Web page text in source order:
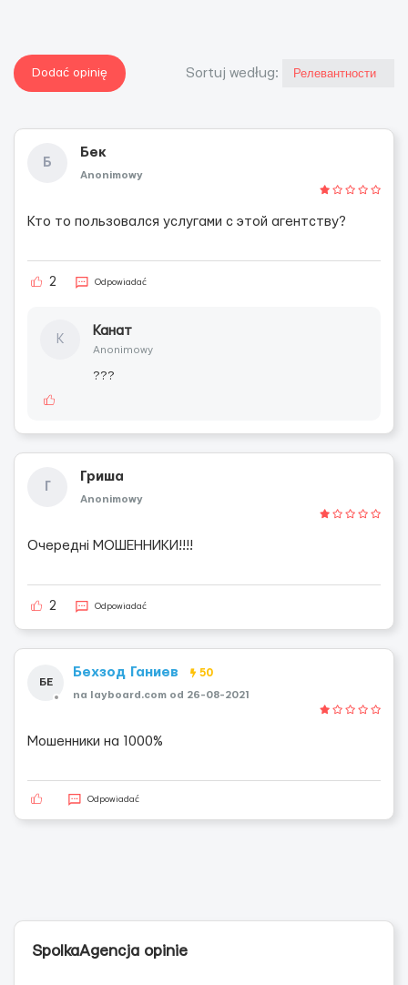
Dodać opinię Sortuj według:
Б
Бек
Anonimowy
Кто то пользовался услугами с этой агентству?
2 Odpowiadać
К
Канат
Anonimowy
???
Г
Гриша
Anonimowy
Очередні МОШЕННИКИ!!!!
2 Odpowiadać
БЕ
Бехзод Ганиев 50
na layboard.com od 26-08-2021
Мошенники на 1000%
Odpowiadać
SpolkaAgencja opinie